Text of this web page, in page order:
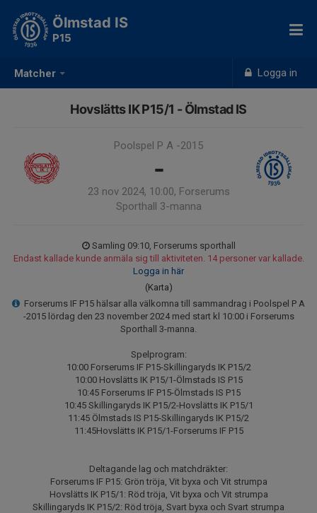
Matcher Logga in
Ölmstad IS
P15
Hovslätts IK P15/1 - Ölmstad IS
Poolspel P A -2015
-
23 nov 2024, 10:00, Forserums
Sporthall 3-manna
Samling 09:10, Forserums sporthall
Endast kallade kunde anmäla sig till aktiviteten. 14 personer var kallade.
Logga in här
(Karta)
Forserums IF P15 hälsar alla välkomna till sammandrag i Poolspel P A
-2015 lördag den 23 november 2024 med start kl 10:00 i Forserums
Sporthall 3-manna.
Spelprogram:
10:00 Forserums IF P15-Skillingaryds IK P15/2
10:00 Hovslätts IK P15/1-Ölmstads IS P15
10:45 Forserums IF P15-Ölmstads IS P15
10:45 Skillingaryds IK P15/2-Hovslätts IK P15/1
11:45 Ölmstads IS P15-Skillingaryds IK P15/2
11:45Hovslätts IK P15/1-Forserums IF P15
Deltagande lag och matchdräkter:
Forserums IF P15: Grön tröja, Vit byxa och Vit strumpa
Hovslätts IK P15/1: Röd tröja, Vit byxa och Vit strumpa
Skillingaryds IK P15/2: Röd tröja, Svart byxa och Svart strumpa